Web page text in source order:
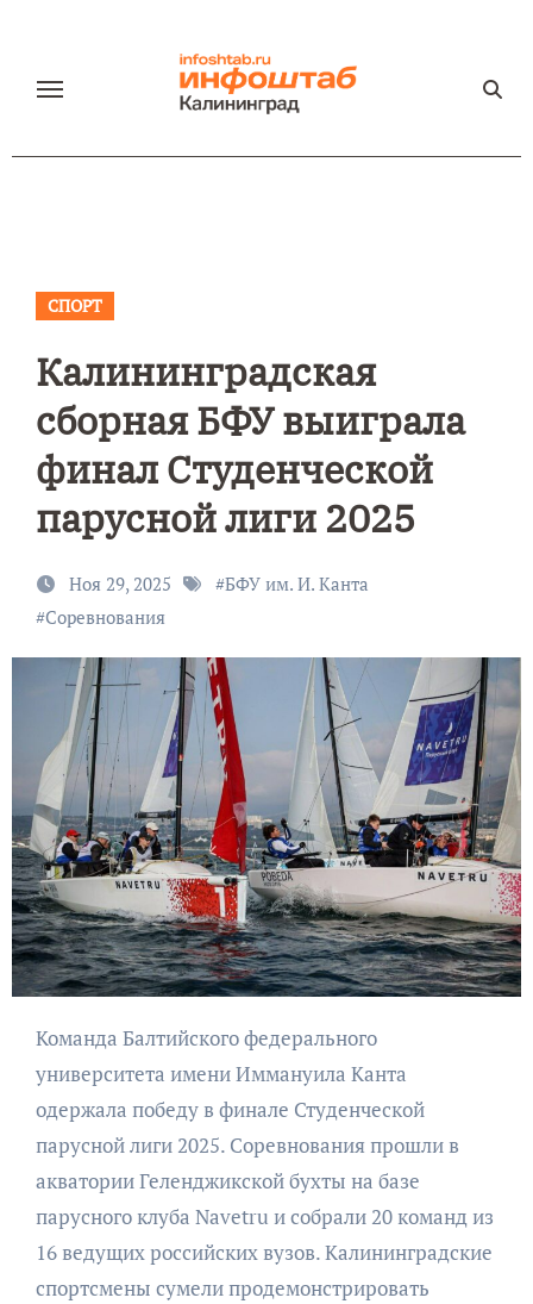
содержанию
СПОРТ
Калининградская
сборная БФУ выиграла
финал Студенческой
парусной лиги 2025
Ноя 29, 2025 #БФУ им. И. Канта
#Соревнования
Команда Балтийского федерального
университета имени Иммануила Канта
одержала победу в финале Студенческой
парусной лиги 2025. Соревнования прошли в
акватории Геленджикской бухты на базе
парусного клуба Navetru и собрали 20 команд из
16 ведущих российских вузов. Калининградские
спортсмены сумели продемонстрировать